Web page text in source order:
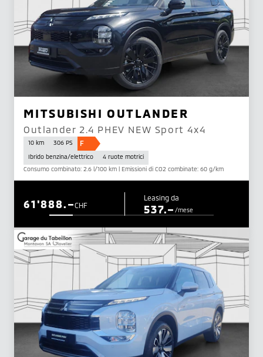
MITSUBISHI OUTLANDER
Outlander 2.4 PHEV NEW Sport 4x4
10 km 306 PS F
Ibrido benzina/elettrico
4 ruote motrici
Consumo combinato: 2.6 l/100 km | Emissioni di CO2 combinate: 60 g/km
CHF
61'888.– Leasing da
537.–/mese